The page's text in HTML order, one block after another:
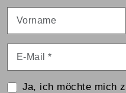
Ja, ich möchte mich